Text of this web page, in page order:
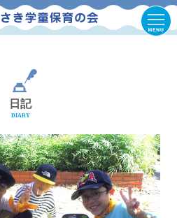
日記
DIARY